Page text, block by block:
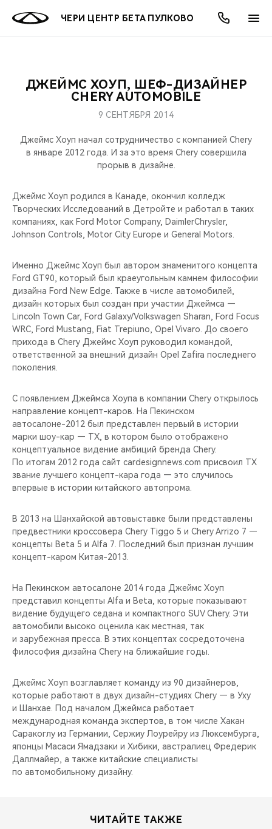
ЧЕРИ ЦЕНТР БЕТА ПУЛКОВО
МОДЕЛИ
КРОССОВЕРЫ
СЕДАНЫ
НОВИНКИ
ПОКУПАТЕЛЯМ
КРЕДИТ И СТРАХОВАНИЕ
ВЛАДЕЛЬЦАМ
ЗАПЧАСТИ И АКСЕССУАРЫ
CHERY CONNECT
МИР CHERY
О БРЕНДЕ
ЛЮДИ CHERY
CHERY REMOTE
CHERY И СПОРТ
НАШИ МЕРОПРИЯТИЯ
ВИДЕООБЗОРЫ
CHERY ДЛЯ ДЕТЕЙ
АКЦИИ
ОНЛАЙН СЕРВИСЫ
КРЕДИТ
О КОМПАНИИ
МЫ В СОЦСЕТЯХ
ДЖЕЙМС ХОУП, ШЕФ-ДИЗАЙНЕР
CHERY AUTOMOBILE
9 СЕНТЯБРЯ 2014
Джеймс Хоуп начал сотрудничество с компанией Chery
в январе 2012 года. И за это время Chery совершила
прорыв в дизайне.
Джеймс Хоуп родился в Канаде, окончил колледж
Творческих Исследований в Детройте и работал в таких
компаниях, как Ford Motor Company, DaimlerChrysler,
Johnson Controls, Motor City Europe и General Motors.
Именно Джеймс Хоуп был автором знаменитого концепта
Ford GT90, который был краеугольным камнем философии
дизайна Ford New Edge. Также в числе автомобилей,
дизайн которых был создан при участии Джеймса —
Lincoln Town Car, Ford Galaxy/Volkswagen Sharan, Ford Focus
WRC, Ford Mustang, Fiat Trepiuno, Opel Vivaro. До своего
прихода в Chery Джеймс Хоуп руководил командой,
ответственной за внешний дизайн Opel Zafira последнего
поколения.
С появлением Джеймса Хоупа в компании Chery открылось
направление концепт-каров. На Пекинском
автосалоне-2012 был представлен первый в истории
марки шоу-кар — TX, в котором было отображено
концептуальное видение амбиций бренда Chery.
По итогам 2012 года сайт cardesignnews.com присвоил TX
звание лучшего концепт-кара года — это случилось
впервые в истории китайского автопрома.
В 2013 на Шанхайской автовыставке были представлены
предвестники кроссовера Chery Tiggo 5 и Chery Arrizo 7 —
концепты Beta 5 и Alfa 7. Последний был признан лучшим
концепт-каром Китая-2013.
На Пекинском автосалоне 2014 года Джеймс Хоуп
представил концепты Alfa и Beta, которые показывают
видение будущего седана и компактного SUV Chery. Эти
автомобили высоко оценила как местная, так
и зарубежная пресса. В этих концептах сосредоточена
философия дизайна Chery на ближайшие годы.
Джеймс Хоуп возглавляет команду из 90 дизайнеров,
которые работают в двух дизайн-студиях Chery — в Уху
и Шанхае. Под началом Джеймса работает
международная команда экспертов, в том числе Хакан
Саракоглу из Германии, Сержиу Лоурейру из Люксембурга,
японцы Масаси Ямадзаки и Хибики, австралиец Фредерик
Даллмайер, а также китайские специалисты
по автомобильному дизайну.
ЧИТАЙТЕ ТАКЖЕ